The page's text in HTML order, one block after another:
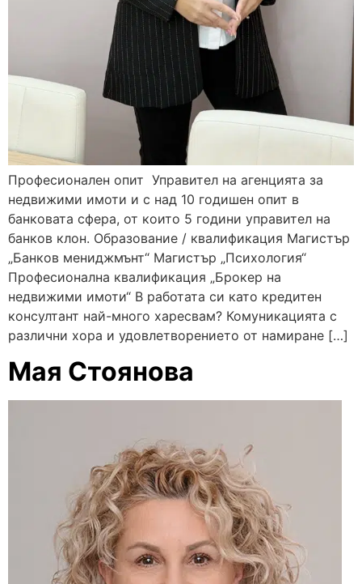
Професионален опит Управител на агенцията за
недвижими имоти и с над 10 годишен опит в
банковата сфера, от които 5 години управител на
банков клон. Образование / квалификация Магистър
„Банков мениджмънт“ Магистър „Психология“
Професионална квалификация „Брокер на
недвижими имоти“ В работата си като кредитен
консултант най-много харесвам? Комуникацията с
различни хора и удовлетворението от намиране […]
Мая Стоянова